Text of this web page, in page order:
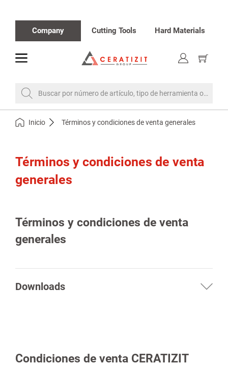
Company Cutting Tools Hard Materials
toggle
Mostrar
cesta
Buscar por número de artículo, tipo de herramienta o
Inicio Términos y condiciones de venta generales
Términos y condiciones de venta
generales
Términos y condiciones de venta
generales
Downloads
Condiciones de venta CERATIZIT